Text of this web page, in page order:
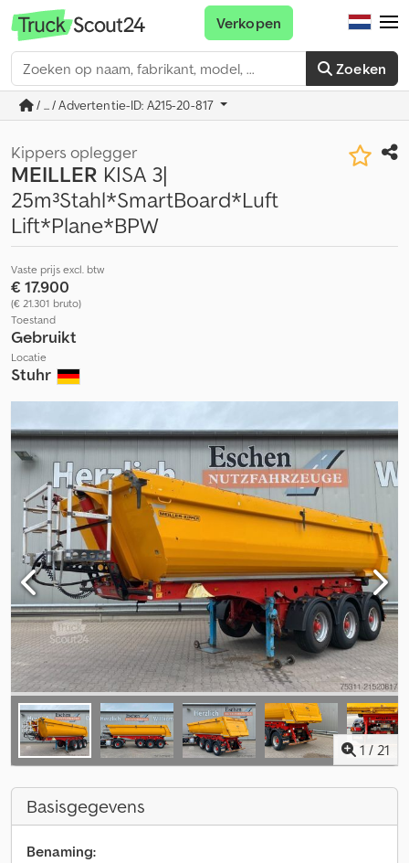
Zoeken
Verkopen
/ ... / Advertentie-ID: A215-20-817
Kippers oplegger
MEILLER KISA 3|
25m³Stahl*SmartBoard*Luft
Lift*Plane*BPW
Vaste prijs excl. btw
€ 17.900
(€ 21.301 bruto)
Toestand
Gebruikt
Locatie
Stuhr
1 / 21
Basisgegevens
Benaming: